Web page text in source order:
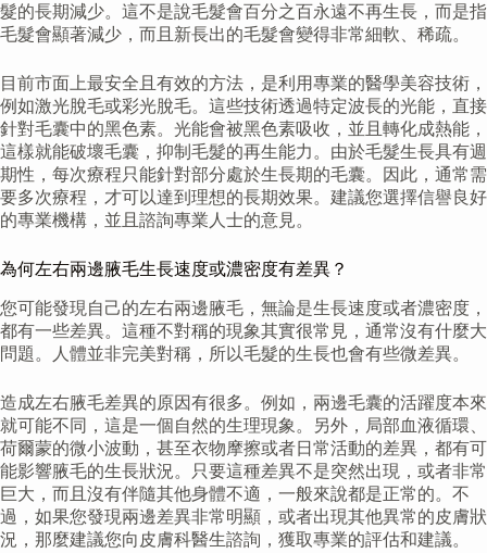
髮的長期減少。這不是說毛髮會百分之百永遠不再生長，而是指
毛髮會顯著減少，而且新長出的毛髮會變得非常細軟、稀疏。
目前市面上最安全且有效的方法，是利用專業的醫學美容技術，
例如激光脫毛或彩光脫毛。這些技術透過特定波長的光能，直接
針對毛囊中的黑色素。光能會被黑色素吸收，並且轉化成熱能，
這樣就能破壞毛囊，抑制毛髮的再生能力。由於毛髮生長具有週
期性，每次療程只能針對部分處於生長期的毛囊。因此，通常需
要多次療程，才可以達到理想的長期效果。建議您選擇信譽良好
的專業機構，並且諮詢專業人士的意見。
為何左右兩邊腋毛生長速度或濃密度有差異？
您可能發現自己的左右兩邊腋毛，無論是生長速度或者濃密度，
都有一些差異。這種不對稱的現象其實很常見，通常沒有什麼大
問題。人體並非完美對稱，所以毛髮的生長也會有些微差異。
造成左右腋毛差異的原因有很多。例如，兩邊毛囊的活躍度本來
就可能不同，這是一個自然的生理現象。另外，局部血液循環、
荷爾蒙的微小波動，甚至衣物摩擦或者日常活動的差異，都有可
能影響腋毛的生長狀況。只要這種差異不是突然出現，或者非常
巨大，而且沒有伴隨其他身體不適，一般來說都是正常的。不
過，如果您發現兩邊差異非常明顯，或者出現其他異常的皮膚狀
況，那麼建議您向皮膚科醫生諮詢，獲取專業的評估和建議。